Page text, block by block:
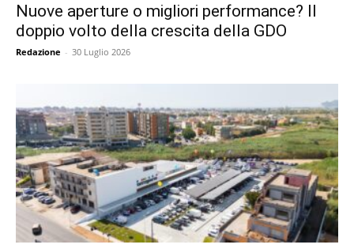
Nuove aperture o migliori performance? Il
doppio volto della crescita della GDO
Redazione - 30 Luglio 2026